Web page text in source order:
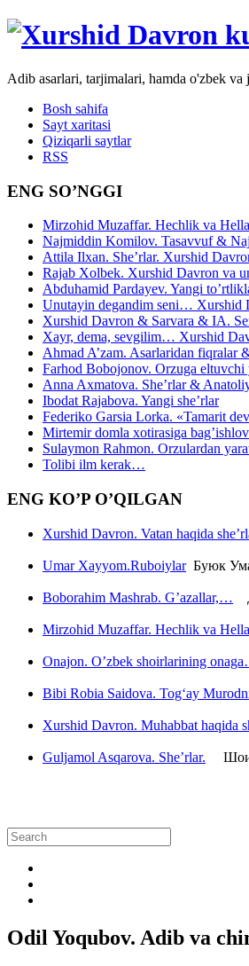
Adib asarlari, tarjimalari, hamda o'zbek va
Bosh sahifa
Sayt xaritasi
Qiziqarli saytlar
RSS
ENG SO’NGGI
Mirzohid Muzaffar. Hechlik va
Najmiddin Komilov. Tasavvuf &
Attila Ilxan. She’rlar. Xurshid
Rajab Xolbek. Xurshid Davron va
Abduhamid Pardayev. Yangi
Unutayin degandim seni… Xurshid
Xurshid Davron & Sarvara & IA.
Xayr, dema, sevgilim… Xurshid
Ahmad A’zam. Asarlaridan fiqralar
Farhod Bobojonov. Orzuga
Anna Axmatova. She’rlar &
Ibodat Rajabova. Yangi she’rlar
Federiko Garsia Lorka. «Tamarit
Mirtemir domla xotirasiga bag’ishlov
Sulaymon Rahmon. Orzulardan
Tolibi ilm kerak…
ENG KO’P O’QILGAN
Xurshid Davron. Vatan haqida
Umar Xayyom.RuboiylarБуюк
Boborahim Mashrab. G’azallar,…
Mirzohid Muzaffar. Hechlik va
Onajon. O’zbek shoirlarining
Bibi Robia Saidova. Tog‘ay
Xurshid Davron. Muhabbat haqida
Guljamol Asqarova. She’rlar. Шоир
Odil Yoqubov. Adib va